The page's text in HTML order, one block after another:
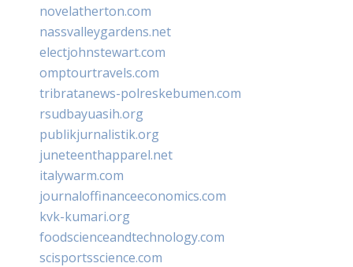
novelatherton.com
nassvalleygardens.net
electjohnstewart.com
omptourtravels.com
tribratanews-polreskebumen.com
rsudbayuasih.org
publikjurnalistik.org
juneteenthapparel.net
italywarm.com
journaloffinanceeconomics.com
kvk-kumari.org
foodscienceandtechnology.com
scisportsscience.com